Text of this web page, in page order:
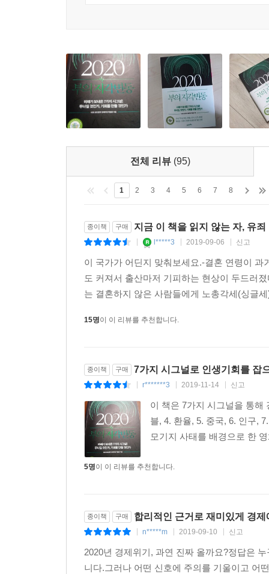
전체 리뷰 (95)
1 2 3 4 5 6 7 8
종이책 구매 지금 이 책을 읽지 않는 자, 유죄
l*****3 2019-09-06 신고
이 국가가 어딘지 맞춰보세요.-결혼 연령이
도 커져서 출산마저 기피하는 현상이 두드러
는 결혼하지 않은 사람들에게 노총각세(싱글
15명이 이 리뷰를 추천합니다.
종이책 구매 7가지 시그널로 인생기회를 잡
r*******3 2019-11-14 신고
이 책은 7가지 시그널을 통해
블, 4. 환율, 5. 중국, 6. 인구,
모기지 사태를 배경으로 한
5명이 이 리뷰를 추천합니다.
종이책 구매 합리적인 근거로 재미있게 경
n*****m 2019-09-10 신고
2020년 경제위기, 과연 진짜 올까요?정답은
니다.그러나 어떤 신호에 주의를 기울이고 어